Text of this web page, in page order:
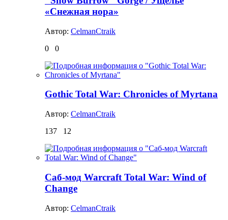
«Снежная нора»
Автор: CelmanCtraik
0
0
Gothic Total War: Chronicles of Myrtana
Автор: CelmanCtraik
137
12
Саб-мод Warcraft Total War: Wind of
Change
Автор: CelmanCtraik